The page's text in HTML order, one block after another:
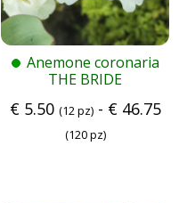
Anemone coronaria
THE BRIDE
€5.50 (12 pz)- €46.75
(120 pz)